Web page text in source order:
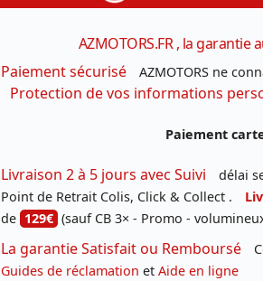
AZMOTORS.FR , la garantie
Paiement sécurisé
AZMOTORS ne
Protection de vos informations
Paiement
Livraison 2 à 5 jours avec Suivi
délai
Point de Retrait Colis, Click & Collect .
de 129€ (sauf CB 3× - Promo -
La garantie Satisfait ou Remboursé
Guides de réclamation et Aide en ligne